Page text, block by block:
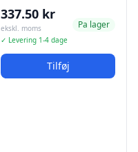
337.50 kr
ekskl. moms
✓ Levering 1-4 dage
Pa lager
Tilføj